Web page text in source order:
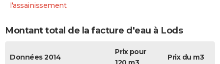
l'assainissement
Montant total de la facture d'eau à Lods
Données 2014
Prix pour
Prix du m3